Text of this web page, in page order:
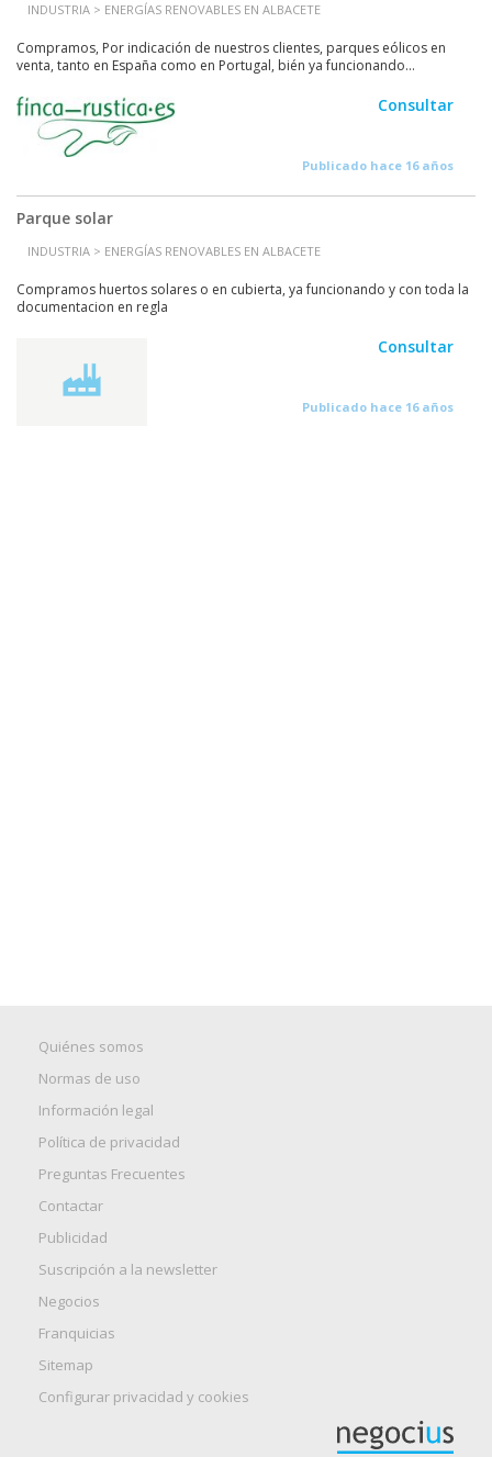
INDUSTRIA > ENERGÍAS RENOVABLES EN ALBACETE
Compramos, Por indicación de nuestros clientes, parques eólicos en
venta, tanto en España como en Portugal, bién ya funcionando...
Consultar
Publicado hace 16 años
Parque solar
INDUSTRIA > ENERGÍAS RENOVABLES EN ALBACETE
Compramos huertos solares o en cubierta, ya funcionando y con toda la
documentacion en regla
Consultar
Publicado hace 16 años
Quiénes somos
Normas de uso
Información legal
Política de privacidad
Preguntas Frecuentes
Contactar
Publicidad
Suscripción a la newsletter
Negocios
Franquicias
Sitemap
Configurar privacidad y cookies